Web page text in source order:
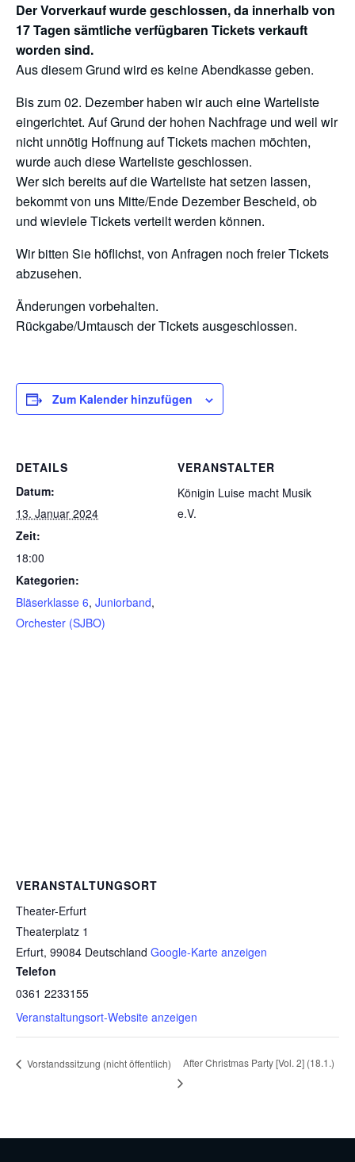
Der Vorverkauf wurde geschlossen, da innerhalb von
17 Tagen sämtliche verfügbaren Tickets verkauft
worden sind.
Aus diesem Grund wird es keine Abendkasse geben.
Bis zum 02. Dezember haben wir auch eine Warteliste
eingerichtet. Auf Grund der hohen Nachfrage und weil wir
nicht unnötig Hoffnung auf Tickets machen möchten,
wurde auch diese Warteliste geschlossen.
Wer sich bereits auf die Warteliste hat setzen lassen,
bekommt von uns Mitte/Ende Dezember Bescheid, ob
und wieviele Tickets verteilt werden können.
Wir bitten Sie höflichst, von Anfragen noch freier Tickets
abzusehen.
Änderungen vorbehalten.
Rückgabe/Umtausch der Tickets ausgeschlossen.
Zum Kalender hinzufügen
DETAILS
Datum:
13. Januar 2024
Zeit:
18:00
Kategorien:
Bläserklasse 6, Juniorband,
Orchester (SJBO)
VERANSTALTER
Königin Luise macht Musik
e.V.
VERANSTALTUNGSORT
Theater-Erfurt
Theaterplatz 1
Erfurt, 99084 Deutschland Google-Karte anzeigen
Telefon
0361 2233155
Veranstaltungsort-Website anzeigen
Vorstandssitzung (nicht öffentlich) After Christmas Party [Vol. 2] (18.1.)